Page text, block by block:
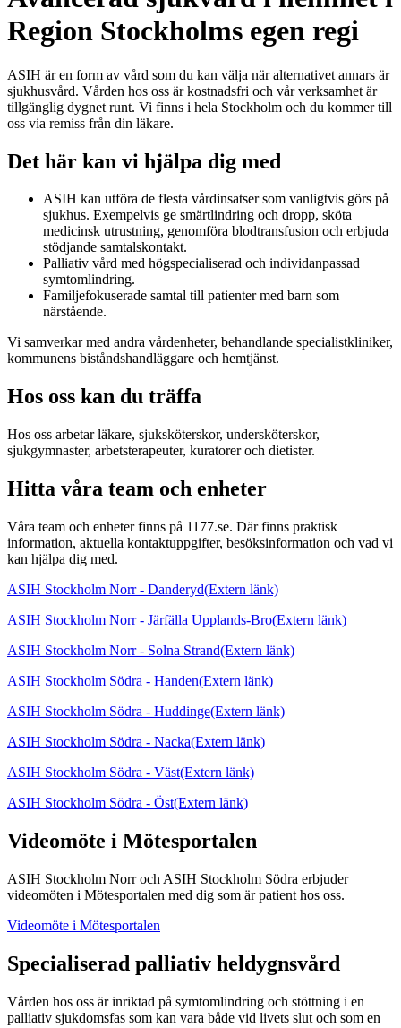
Region Stockholms egen regi
ASIH är en form av vård som du kan välja när alternativet annars är
sjukhusvård. Vården hos oss är kostnadsfri och vår verksamhet är
tillgänglig dygnet runt. Vi finns i hela Stockholm och du kommer till
oss via remiss från din läkare.
Det här kan vi hjälpa dig med
ASIH kan utföra de flesta vårdinsatser som vanligtvis görs på
sjukhus. Exempelvis ge smärtlindring och dropp, sköta
medicinsk utrustning, genomföra blodtransfusion och erbjuda
stödjande samtalskontakt.
Palliativ vård med högspecialiserad och individanpassad
symtomlindring.
Familjefokuserade samtal till patienter med barn som
närstående.
Vi samverkar med andra vårdenheter, behandlande specialistkliniker,
kommunens biståndshandläggare och hemtjänst.
Hos oss kan du träffa
Hos oss arbetar läkare, sjuksköterskor, undersköterskor,
sjukgymnaster, arbetsterapeuter, kuratorer och dietister.
Hitta våra team och enheter
Våra team och enheter finns på 1177.se. Där finns praktisk
information, aktuella kontaktuppgifter, besöksinformation och vad vi
kan hjälpa dig med.
ASIH Stockholm Norr - Danderyd(Extern länk)
ASIH Stockholm Norr - Järfälla Upplands-Bro(Extern länk)
ASIH Stockholm Norr - Solna Strand(Extern länk)
ASIH Stockholm Södra - Handen(Extern länk)
ASIH Stockholm Södra - Huddinge(Extern länk)
ASIH Stockholm Södra - Nacka(Extern länk)
ASIH Stockholm Södra - Väst(Extern länk)
ASIH Stockholm Södra - Öst(Extern länk)
Videomöte i Mötesportalen
ASIH Stockholm Norr och ASIH Stockholm Södra erbjuder
videomöten i Mötesportalen med dig som är patient hos oss.
Videomöte i Mötesportalen
Specialiserad palliativ heldygnsvård
Vården hos oss är inriktad på symtomlindring och stöttning i en
palliativ sjukdomsfas som kan vara både vid livets slut och som en